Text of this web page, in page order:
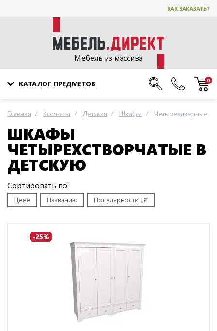
КАК ЗАКАЗАТЬ?
Мебель из массива
КАТАЛОГ ПРЕДМЕТОВ 0
Главная Комнаты Детская Шкафы Четырехдверные
ШКАФЫ
ЧЕТЫРЕХСТВОРЧАТЫЕ В
ДЕТСКУЮ
Сортировать по:
Цене Названию Популярности
-25%